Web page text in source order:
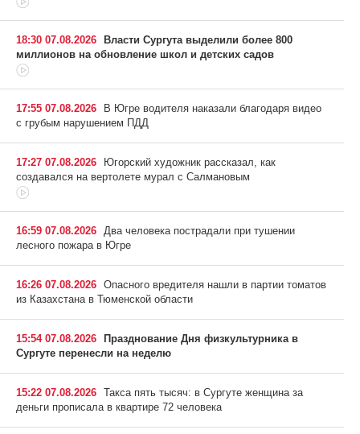
18:30 07.08.2026
Власти Сургута выделили более 800
миллионов на обновление школ и детских садов
17:55 07.08.2026
В Югре водителя наказали благодаря видео
с грубым нарушением ПДД
17:27 07.08.2026
Югорский художник рассказал, как
создавался на вертолете мурал с Салмановым
16:59 07.08.2026 Два человека пострадали при тушении
лесного пожара в Югре
16:26 07.08.2026 Опасного вредителя нашли в партии томатов
из Казахстана в Тюменской области
15:54 07.08.2026
Празднование Дня физкультурника в
Сургуте перенесли на неделю
15:22 07.08.2026 Такса пять тысяч: в Сургуте женщина за
деньги прописала в квартире 72 человека